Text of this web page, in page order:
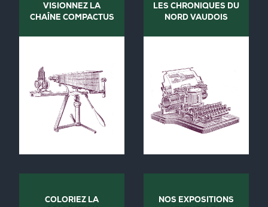
VISIONNEZ LA
CHAÎNE COMPACTUS
LES CHRONIQUES DU
NORD VAUDOIS
COLORIEZ LA
NOS EXPOSITIONS